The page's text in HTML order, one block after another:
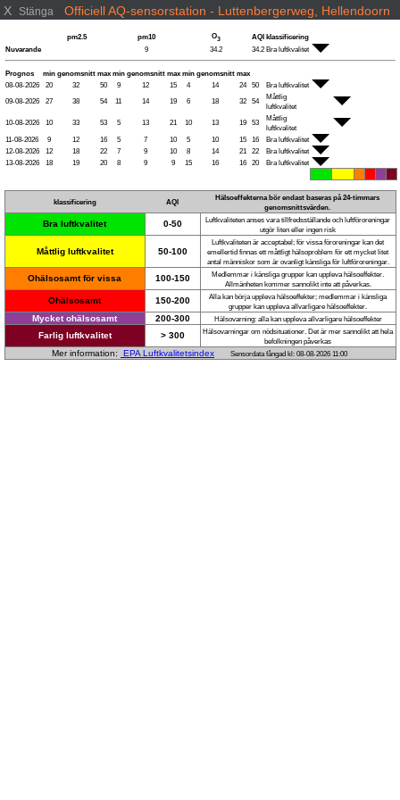
X Stänga Officiell AQ-sensorstation - Luttenbergerweg, Hellendoorn
pm2.5 pm10 O3 AQI klassificering
Nuvarande
9 34.2 34.2 Bra luftkvalitet
Prognos min genomsnitt max min genomsnitt max min genomsnitt max
08-08-2026
20 32 50 9 12 15 4 14 24 50
Bra luftkvalitet
09-08-2026
27 38 54 11 14 19 6 18 32 54
Måttlig
luftkvalitet
10-08-2026
10 33 53 5 13 21 10 13 19 53
Måttlig
luftkvalitet
11-08-2026
9 12 16 5 7 10 5 10 15 16
Bra luftkvalitet
12-08-2026
12 18 22 7 9 10 8 14 21 22
Bra luftkvalitet
13-08-2026
18 19 20 8 9 9 15 16 16 20 Bra luftkvalitet
klassificering AQI
Hälsoeffekterna bör endast baseras på 24-timmars
genomsnittsvärden.
Bra luftkvalitet 0-50
Luftkvaliteten anses vara tillfredsställande och luftföroreningar
utgör liten eller ingen risk
Måttlig luftkvalitet 50-100
Luftkvaliteten är acceptabel; för vissa föroreningar kan det
emellertid finnas ett måttligt hälsoproblem för ett mycket litet
antal människor som är ovanligt känsliga för luftföroreningar.
Ohälsosamt för vissa 100-150
Medlemmar i känsliga grupper kan uppleva hälsoeffekter.
Allmänheten kommer sannolikt inte att påverkas.
Ohälsosamt 150-200
Alla kan börja uppleva hälsoeffekter; medlemmar i känsliga
grupper kan uppleva allvarligare hälsoeffekter.
Mycket ohälsosamt 200-300 Hälsovarning: alla kan uppleva allvarligare hälsoeffekter
Farlig luftkvalitet > 300
Hälsovarningar om nödsituationer. Det är mer sannolikt att hela
befolkningen påverkas
Mer information: EPA Luftkvalitetsindex Sensordata fångad kl: 08-08-2026 11:00